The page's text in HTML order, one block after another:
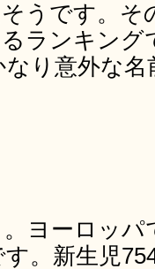
うです。そ
ランキン
り意外な
。ヨーロッ
。新生児